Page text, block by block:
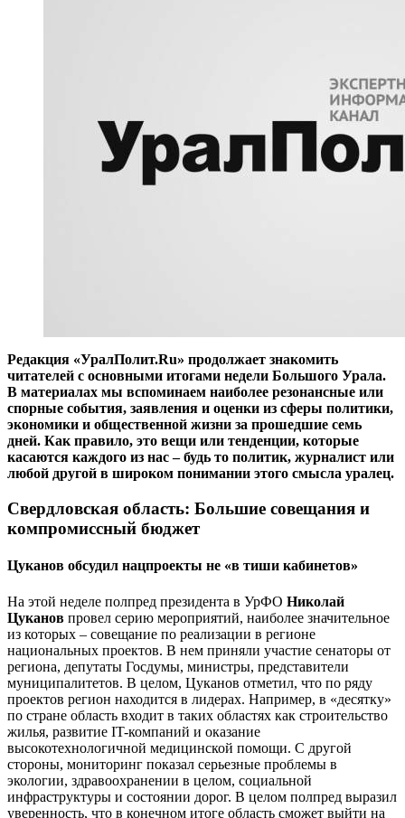
Редакция «УралПолит.Ru» продолжает знакомить
читателей с основными итогами недели Большого Урала.
В материалах мы вспоминаем наиболее резонансные или
спорные события, заявления и оценки из сферы политики,
экономики и общественной жизни за прошедшие семь
дней. Как правило, это вещи или тенденции, которые
касаются каждого из нас – будь то политик, журналист или
любой другой в широком понимании этого смысла уралец.
Свердловская область: Большие совещания и
компромиссный бюджет
Цуканов обсудил нацпроекты не «в тиши кабинетов»
На этой неделе полпред президента в УрФО Николай
Цуканов провел серию мероприятий, наиболее значительное
из которых – совещание по реализации в регионе
национальных проектов. В нем приняли участие сенаторы от
региона, депутаты Госдумы, министры, представители
муниципалитетов. В целом, Цуканов отметил, что по ряду
проектов регион находится в лидерах. Например, в «десятку»
по стране область входит в таких областях как строительство
жилья, развитие IT-компаний и оказание
высокотехнологичной медицинской помощи. С другой
стороны, мониторинг показал серьезные проблемы в
экологии, здравоохранении в целом, социальной
инфраструктуры и состоянии дорог. В целом полпред выразил
уверенность, что в конечном итоге область сможет выйти на